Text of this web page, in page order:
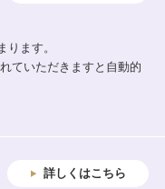
ります。
ていただきますと自動的
詳しくはこちら